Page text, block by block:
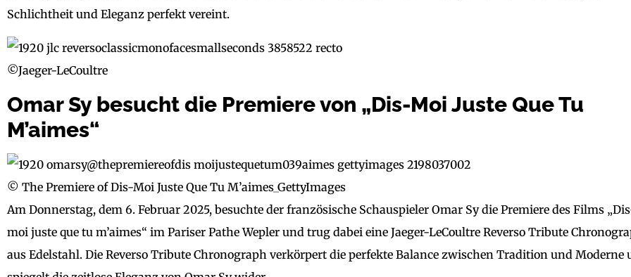
Schlichtheit und Eleganz perfekt vereint.
©Jaeger-LeCoultre
Omar Sy besucht die Premiere von „Dis-Moi Juste Que Tu
M’aimes“
© The Premiere of Dis-Moi Juste Que Tu M’aimes_GettyImages
Am Donnerstag, dem 6. Februar 2025, besuchte der französische Schauspieler Omar Sy die Premiere des Films
moi juste que tu m’aimes“ im Pariser Pathe Wepler und trug dabei eine Jaeger-LeCoultre Reverso Tribute
aus Edelstahl. Die Reverso Tribute Chronograph verkörpert die perfekte Balance zwischen Tradition und Moderne